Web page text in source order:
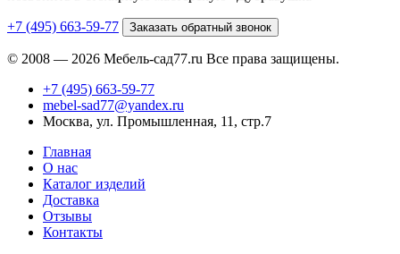
+7 (495) 663-59-77 Заказать обратный звонок
© 2008 — 2026 Мебель-сад77.ru Все права защищены.
+7 (495) 663-59-77
mebel-sad77@yandex.ru
Москва, ул. Промышленная, 11, стр.7
Главная
О нас
Каталог изделий
Доставка
Отзывы
Контакты